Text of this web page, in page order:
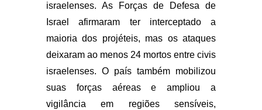
israelenses. As Forças de Defesa de
Israel afirmaram ter interceptado a
maioria dos projéteis, mas os ataques
deixaram ao menos 24 mortos entre civis
israelenses. O país também mobilizou
suas forças aéreas e ampliou a
vigilância em regiões sensíveis,